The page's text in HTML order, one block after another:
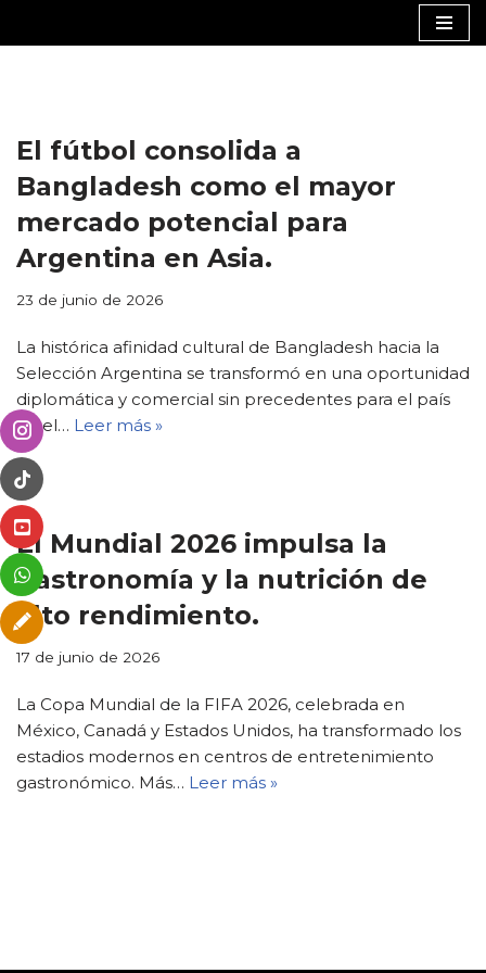
El fútbol consolida a
Bangladesh como el mayor
mercado potencial para
Argentina en Asia.
23 de junio de 2026
La histórica afinidad cultural de Bangladesh hacia la
Selección Argentina se transformó en una oportunidad
diplomática y comercial sin precedentes para el país
en el… Leer más »
El Mundial 2026 impulsa la
gastronomía y la nutrición de
alto rendimiento.
17 de junio de 2026
La Copa Mundial de la FIFA 2026, celebrada en
México, Canadá y Estados Unidos, ha transformado los
estadios modernos en centros de entretenimiento
gastronómico. Más… Leer más »